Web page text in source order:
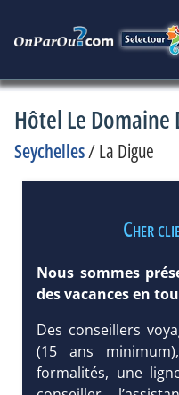
Hôtel Le
Seychelles/La Digue
Cher
Nous sommes
des vacances en
Des conseillers
(15 ans
formalités, une